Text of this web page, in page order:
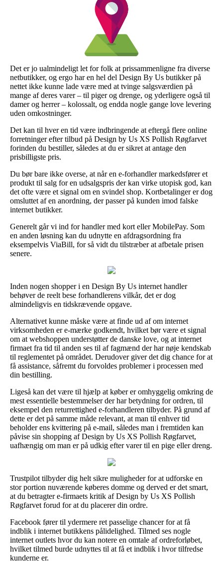
Det er jo ualmindeligt let for folk at prissammenligne fra diverse
netbutikker, og ergo har en hel del Design By Us butikker på
nettet ikke kunne lade være med at tvinge salgsværdien på
mange af deres varer – til piger og drenge, og yderligere også til
damer og herrer – kolossalt, og endda nogle gange love levering
uden omkostninger.
Det kan til hver en tid være indbringende at eftergå flere online
forretninger efter tilbud på Design by Us XS Pollish Røgfarvet
forinden du bestiller, således at du er sikret at antage den
prisbilligste pris.
Du bør bare ikke overse, at når en e-forhandler markedsfører et
produkt til salg for en udsalgspris der kan virke utopisk god, kan
det ofte være et signal om en svindel shop. Kortbetalinger er dog
omsluttet af en anordning, der passer på kunden imod falske
internet butikker.
Generelt går vi ind for handler med kort eller MobilePay. Som
en anden løsning kan du udnytte en afdragsordning fra
eksempelvis ViaBill, for så vidt du tilstræber at afbetale prisen
senere.
Inden nogen shopper i en Design By Us internet handler
behøver de reelt bese forhandlerens vilkår, det er dog
almindeligvis en tidskrævende opgave.
Alternativet kunne måske være at finde ud af om internet
virksomheden er e-mærke godkendt, hvilket bør være et signal
om at webshoppen understøtter de danske love, og at internet
firmaet fra tid til anden ses til af fagmænd der har nøje kendskab
til reglementet på området. Derudover giver det dig chance for at
få assistance, såfremt du forvoldes problemer i processen med
din bestilling.
Ligeså kan det være til hjælp at køber er omhyggelig omkring de
mest essentielle bestemmelser der har betydning for ordren, til
eksempel den returrettighed e-forhandleren tilbyder. På grund af
dette er det på samme måde relevant, at man til enhver tid
beholder ens kvittering på e-mail, således man i fremtiden kan
påvise sin shopping af Design by Us XS Pollish Røgfarvet,
uafhængig om man er på udkig efter varer til en pige eller dreng.
Trustpilot tilbyder dig helt sikre muligheder for at udforske en
stor portion nuværende køberes domme og derved er det smart,
at du betragter e-firmaets kritik af Design by Us XS Pollish
Røgfarvet forud for at du placerer din ordre.
Facebook fører til ydermere ret passelige chancer for at få
indblik i internet butikkens pålidelighed. Tilmed ses nogle
internet outlets hvor du kan notere en omtale af ordreforløbet,
hvilket tilmed burde udnyttes til at få et indblik i hvor tilfredse
kunderne er.